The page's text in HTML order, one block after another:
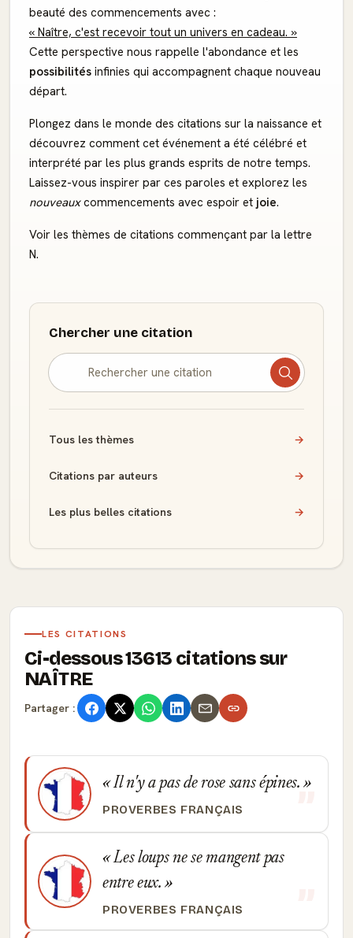
beauté des commencements avec :
« Naître, c'est recevoir tout un univers en cadeau. »
Cette perspective nous rappelle l'abondance et les
possibilités infinies qui accompagnent chaque nouveau
départ.
Plongez dans le monde des citations sur la naissance et
découvrez comment cet événement a été célébré et
interprété par les plus grands esprits de notre temps.
Laissez-vous inspirer par ces paroles et explorez les
nouveauxcommencements avec espoir et joie.
Voir les thèmes de citations commençant par la lettre
N.
Chercher une citation
Tous les thèmes →
Citations par auteurs →
Les plus belles citations →
LES CITATIONS
Ci-dessous 13613 citations sur
NAÎTRE
Partager :
Il n'y a pas de rose sans épines.
PROVERBES FRANÇAIS
Les loups ne se mangent pas
entre eux.
PROVERBES FRANÇAIS